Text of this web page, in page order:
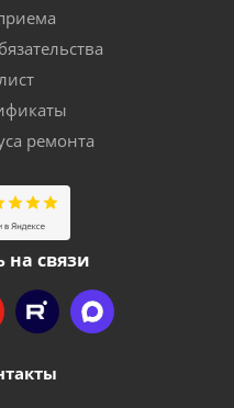
ремонта
на связи